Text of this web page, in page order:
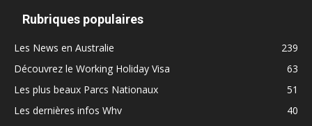
Rubriques populaires
Les News en Australie
239
Découvrez le Working Holiday Visa
63
Les plus beaux Parcs Nationaux
51
Les dernières infos Whv
40